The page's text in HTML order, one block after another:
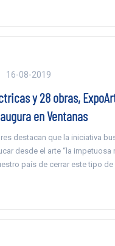
16-08-2019
y 28 obras,
en Ventanas
destacan que la iniciativa
desde el arte “la impetuosa
país de cerrar este tipo de